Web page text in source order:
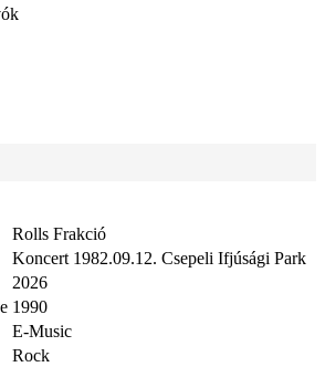
Rolls Frakció
Koncert 1982.09.12. Csepeli Ifjúsági Park
2026
1990
E-Music
Rock